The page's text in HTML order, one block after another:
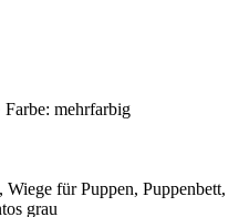
Farbe: mehrfarbig